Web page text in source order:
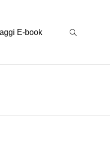
E-book